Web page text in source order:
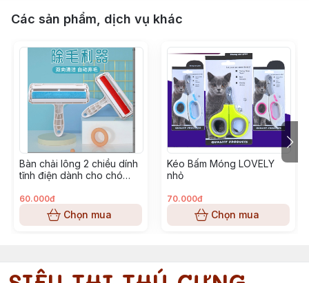
Các sản phẩm, dịch vụ khác
Bàn chải lông 2 chiều dính
tĩnh điện dành cho chó
60.000đ
Chọn mua
Kéo Bấm Móng LOVELY
nhỏ
70.000đ
Chọn mua